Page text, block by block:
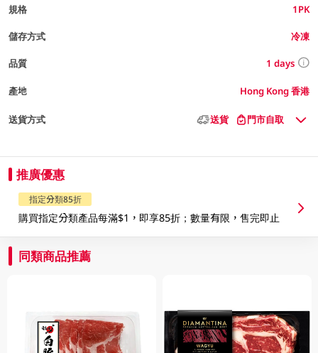
規格 1PK
儲存方式 冷凍
品質 1 days
產地 Hong Kong 香港
送貨方式 送貨 門市自取
推廣優惠
指定分類85折
購買指定分類產品每滿$1，即享85折；數量有限，售完即止
同類商品推薦